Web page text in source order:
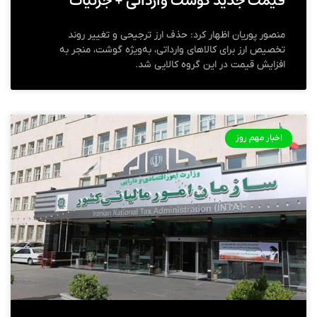
منصور پوریان اظهار کرد: حذف ارز ترجیحی و تغییر روند
تخصیص ارز برای کالاهای وارداتی، به‌ویژه گوشت، منجر به
افزایش قیمت در این گروه کالایی شد.
اخبار مهم روز